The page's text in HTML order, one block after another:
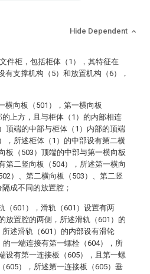
Hide Dependent
件柜，包括柜体（1），其特征在
有支撑机构（5）和放置机构（6），
横向板（501），第一横向板
的上方，且与柜体（1）的内部相连
顶端的中部与柜体（1）内部的顶端
，所述柜体（1）的中部设有第二横
板（503）顶端的中部与第一横向板
第二竖向板（504），所述第一横向
）、第二横向板（503）、第二竖
成不同的放置腔；
（601），滑轨（601）设置有两
放置腔的两侧，所述滑轨（601）的
述滑轨（601）的内部设有滑轮
的一端连接有第一螺栓（604），所
设有第一连接板（605），且第一螺
605），所述第一连接板（605）垂